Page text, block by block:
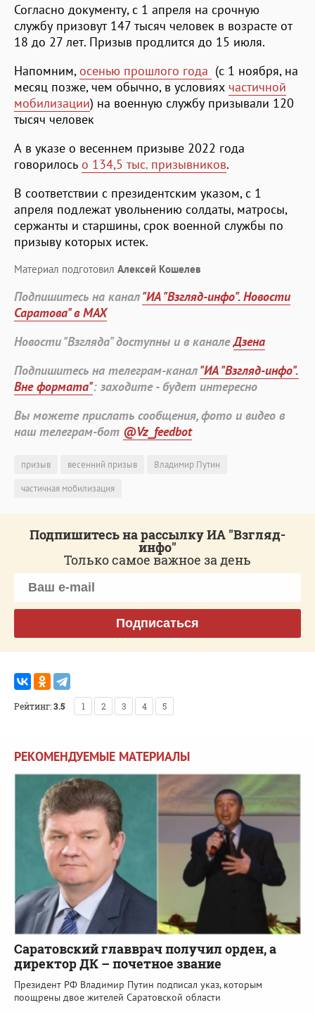
Согласно документу, с 1 апреля на срочную
службу призовут 147 тысяч человек в возрасте от
18 до 27 лет. Призыв продлится до 15 июля.
Напомним, осенью прошлого года (с 1 ноября, на
месяц позже, чем обычно, в условиях частичной
мобилизации) на военную службу призывали 120
тысяч человек
А в указе о весеннем призыве 2022 года
говорилось о 134,5 тыс. призывников.
В соответствии с президентским указом, с 1
апреля подлежат увольнению солдаты, матросы,
сержанты и старшины, срок военной службы по
призыву которых истек.
Материал подготовил Алексей Кошелев
Подпишитесь на канал"ИА "Взгляд-инфо". Новости
Саратова" в MAX
Новости "Взгляда" доступны и в каналеДзена
Подпишитесь на телеграм-канал"ИА "Взгляд-инфо".
Вне формата": заходите - будет интересно
Вы можете прислать сообщения, фото и видео в
наш телеграм-бот @Vz_feedbot
призыв весенний призыв
Владимир Путин
частичная мобилизация
Подпишитесь на рассылку ИА "Взгляд-
инфо"
Только самое важное за день
Подписаться
Рейтинг:3.5 1 2 3 4 5
РЕКОМЕНДУЕМЫЕ МАТЕРИАЛЫ
Саратовский главврач получил орден, а
директор ДК – почетное звание
Президент РФ Владимир Путин подписал указ, которым
поощрены двое жителей Саратовской области